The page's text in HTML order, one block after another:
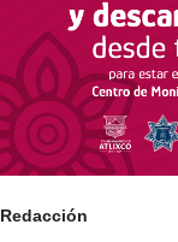
Redacción